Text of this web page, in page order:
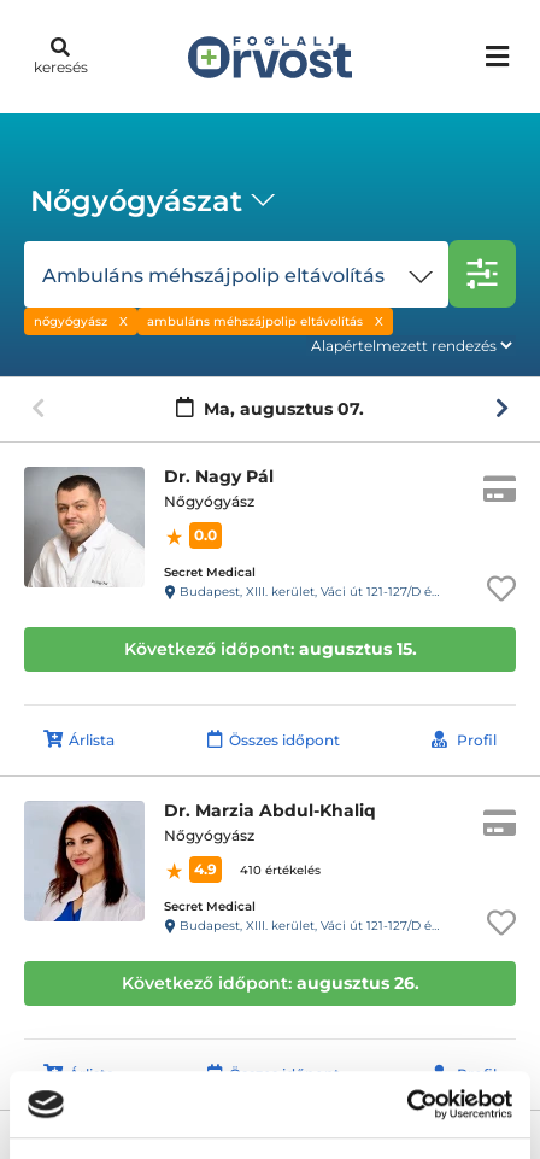
keresés
Nőgyógyászat
Ambuláns méhszájpolip eltávolítás
nőgyógyász ambuláns méhszájpolip eltávolítás
Ma, augusztus 07.
Dr. Nagy Pál
Nőgyógyász
0.0
Secret Medical
Budapest, XIII. kerület, Váci út 121-127/D épület
Következő időpont: augusztus 15.
Árlista Összes időpont Profil
Dr. Marzia Abdul-Khaliq
Nőgyógyász
4.9
410 értékelés
Secret Medical
Budapest, XIII. kerület, Váci út 121-127/D épület
Következő időpont: augusztus 26.
Árlista Összes időpont Profil